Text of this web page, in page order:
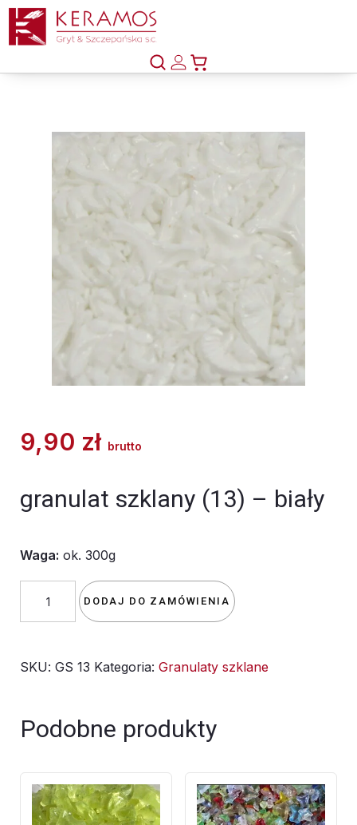
9,90 zł brutto
granulat szklany (13) – biały
Waga: ok. 300g
granulat
(13)
biały
DODAJ DO ZAMÓWIENIA
SKU: GS 13 Kategoria: Granulaty szklane
Podobne produkty